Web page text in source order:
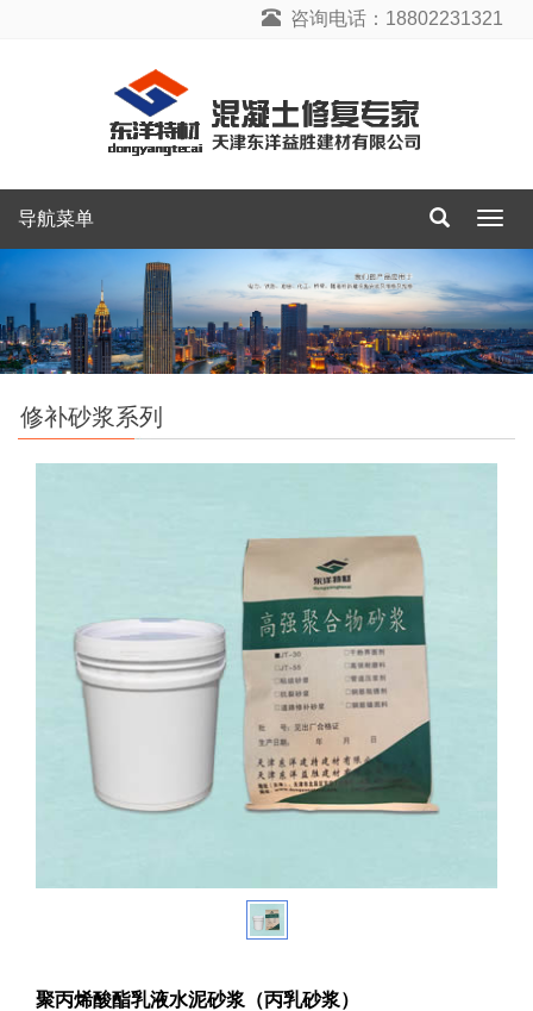
咨询电话：18802231321
导
单
导航菜单
修补砂浆系列
聚丙烯酸酯乳液水泥砂浆（丙乳砂浆）